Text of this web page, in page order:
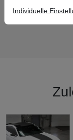
Individuelle